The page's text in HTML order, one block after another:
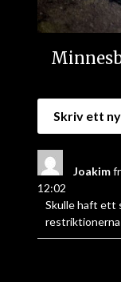
Joakim
12:02
Skulle haft ett
restriktionerna